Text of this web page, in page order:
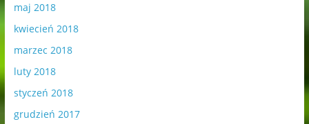
maj 2018
kwiecień 2018
marzec 2018
luty 2018
styczeń 2018
grudzień 2017